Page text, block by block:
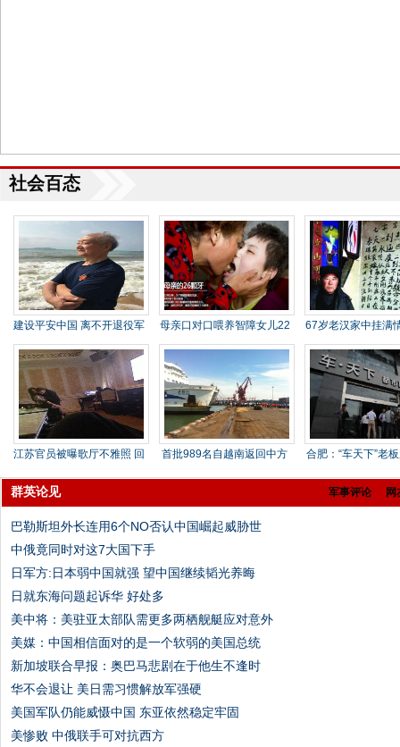
社会百态
建设平安中国 离不开退役军
人(
母亲口对口喂养智障女儿22
年磨
67岁老汉家中挂满
妻
江苏官员被曝歌厅不雅照 回
首批989名自越南返回中方
合肥：“车天下”老
军事评论
网
群英论见
巴勒斯坦外长连用6个NO否认中国崛起威胁世
中俄竟同时对这7大国下手
日军方:日本弱中国就强 望中国继续韬光养晦
日就东海问题起诉华 好处多
美中将：美驻亚太部队需更多两栖舰艇应对意外
美媒：中国相信面对的是一个软弱的美国总统
新加坡联合早报：奥巴马悲剧在于他生不逢时
华不会退让 美日需习惯解放军强硬
美国军队仍能威慑中国 东亚依然稳定牢固
美惨败 中俄联手可对抗西方